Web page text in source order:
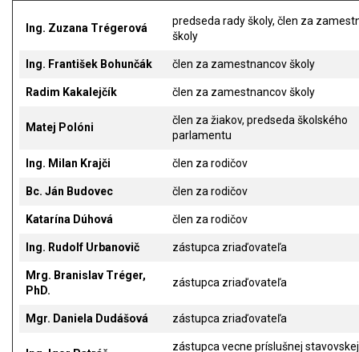
Ing. Zuzana Trégerová
predseda rady školy, člen za
školy
Ing. František Bohunčák člen za zamestnancov školy
Radim Kakalejčík člen za zamestnancov školy
Matej Polóni
člen za žiakov, predseda školského
parlamentu
Ing. Milan Krajči člen za rodičov
Bc. Ján Budovec člen za rodičov
Katarína Dúhová člen za rodičov
Ing. Rudolf Urbanovič zástupca zriaďovateľa
Mrg. Branislav Tréger,
PhD.
zástupca zriaďovateľa
Mgr. Daniela Dudášová zástupca zriaďovateľa
zástupca vecne príslušnej stavovskej